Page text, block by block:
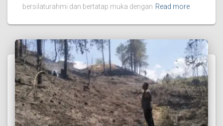
bersilaturahmi dan bertatap muka dengan Read more